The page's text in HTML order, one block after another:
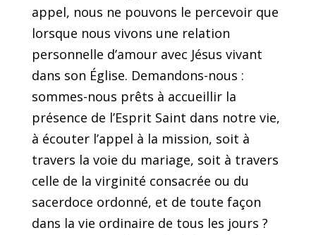
appel, nous ne pouvons le percevoir que
lorsque nous vivons une relation
personnelle d’amour avec Jésus vivant
dans son Église. Demandons-nous :
sommes-nous prêts à accueillir la
présence de l’Esprit Saint dans notre vie,
à écouter l’appel à la mission, soit à
travers la voie du mariage, soit à travers
celle de la virginité consacrée ou du
sacerdoce ordonné, et de toute façon
dans la vie ordinaire de tous les jours ?